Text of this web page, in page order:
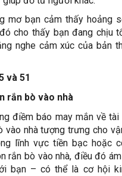
mơ bạn cảm thấy hoảng
cho thấy bạn đang chịu
nghe cảm xúc của bản
và 51
rắn bò vào nhà
điềm báo may mắn về
vào nhà tượng trưng cho
lĩnh vực tiền bạc hoặc
rắn bò vào nhà, điều đó
bạn – có thể là cơ hội